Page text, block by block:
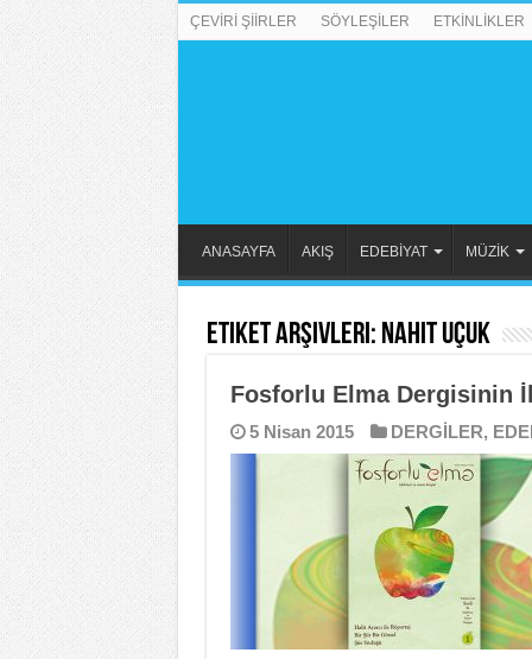
ÇEVİRİ ŞİİRLER SÖYLEŞİLER ETKİNLİKLER
ANASAYFA AKIŞ EDEBİYAT MÜZİK
Etiket Arşivleri: Nahit Uçuk
Fosforlu Elma Dergisinin
5 Nisan 2015 DERGİLER,